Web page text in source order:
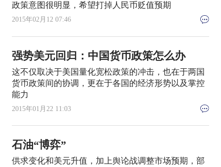
政策意图很明显，希望打掉人民币贬值预期
2015年02月12 07:46
强势美元回归：中国货币政策怎么办
这不仅取决于美国量化宽松政策的冲击，也在于两国
货币政策间的协调，更在于各国的经济形势以及掌控
能力
2015年01月22 11:03
石油“博弈”
供求变化和美元升值，加上舆论战调整市场预期，部